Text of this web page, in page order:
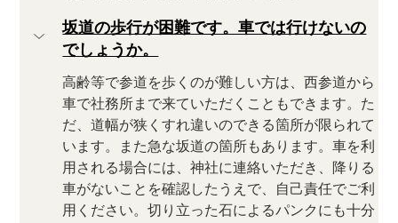
坂道の歩行が困難です。車では行けないの
でしょうか。
高齢等で参道を歩くのが難しい方は、西参道から
車で社務所まで来ていただくこともできます。た
だ、道幅が狭くすれ違いのできる箇所が限られて
います。また急な坂道の箇所もあります。車を利
用される場合には、神社に連絡いただき、降りる
車がないことを確認したうえで、自己責任でご利
用ください。切り立った石によるパンクにも十分